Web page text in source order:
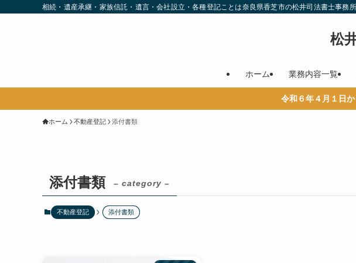
相続・遺産承継・家族信託・遺言・会社設立・各種登記ことは奈良県香芝市の松井司法書士事務
松
ホーム 業務内容一覧
令和６年４月１日から相続
ホーム 不動産登記 添付書類
添付書類 – category –
不動産登記 添付書類